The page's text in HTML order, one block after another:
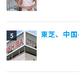
東芝、中